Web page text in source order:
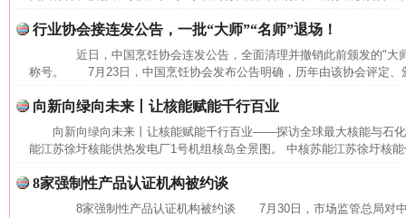
行业协会接连发公告，一批“大师”“名师”退场！
近日，中国烹饪协会连发公告，全面清理并撤销此前颁发的"大
称号。 7月23日，中国烹饪协会发布公告明确，历年由该协会评定、
向新向绿向未来丨让核能赋能千行百业
向新向绿向未来丨让核能赋能千行百业——探访全球最大核能与石
能江苏徐圩核能供热发电厂1号机组核岛全景图。 中核苏能江苏徐圩核
8家强制性产品认证机构被约谈
8家强制性产品认证机构被约谈 7月30日，市场监管总局对中